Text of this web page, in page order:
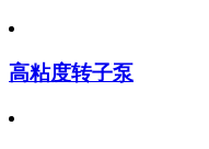
高粘度转子泵